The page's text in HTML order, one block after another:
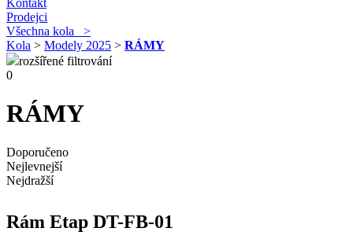
Prodejci
Všechna kola >
Kola > Modely 2025 > RÁMY
rozšířené filtrování
0
RÁMY
Doporučeno
Nejlevnejší
Nejdražší
Rám Etap DT-FB-01